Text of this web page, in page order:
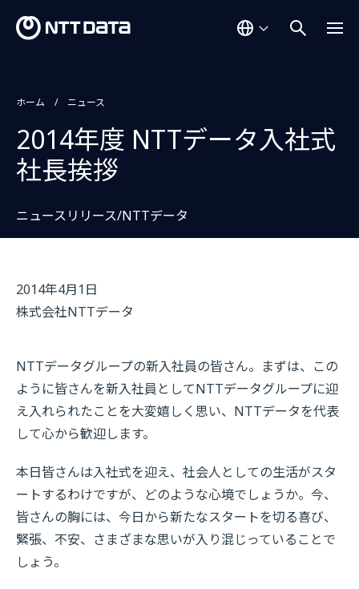
ホーム ニュース
2014年度 NTTデータ入社式
社長挨拶
ニュースリリース/NTTデータ
2014年4月1日
株式会社NTTデータ
NTTデータグループの新入社員の皆さん。まずは、この
ように皆さんを新入社員としてNTTデータグループに迎
え入れられたことを大変嬉しく思い、NTTデータを代表
して心から歓迎します。
本日皆さんは入社式を迎え、社会人としての生活がスタ
ートするわけですが、どのような心境でしょうか。今、
皆さんの胸には、今日から新たなスタートを切る喜び、
緊張、不安、さまざまな思いが入り混じっていることで
しょう。